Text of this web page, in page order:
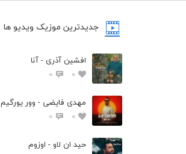
جدیدترین موزیک ویدیو ها
افشین آذری - آنا
0
0
مهدی فایضی - وور یورگیم
0
0
حید ان لاو - اوزوم